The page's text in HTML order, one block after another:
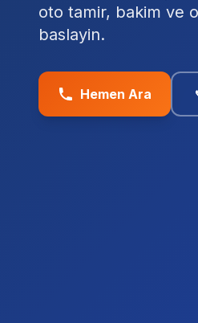
oto tamir, bakim ve
baslayin.
Hemen Ara